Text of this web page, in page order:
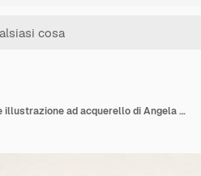
Maiden's Tower Un bellissimo schizzo e illustrazione ad acquerello di Angela Hao